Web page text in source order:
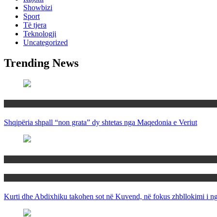
Showbizi
Sport
Të tjera
Teknologji
Uncategorized
Trending News
Shqipëria shpall “non grata” dy shtetas nga Maqedonia e Veriut
Kurti dhe Abdixhiku takohen sot në Kuvend, në fokus zhbllokimi i